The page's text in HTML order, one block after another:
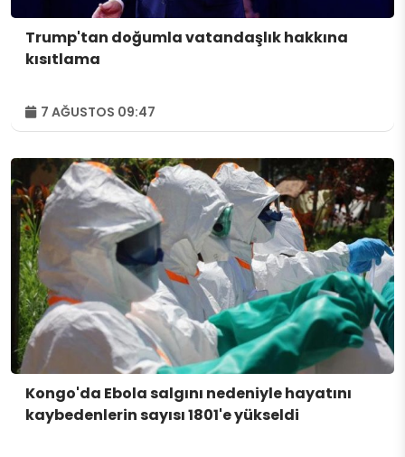
Trump'tan doğumla vatandaşlık hakkına
kısıtlama
7 AĞUSTOS 09:47
Kongo'da Ebola salgını nedeniyle hayatını
kaybedenlerin sayısı 1801'e yükseldi